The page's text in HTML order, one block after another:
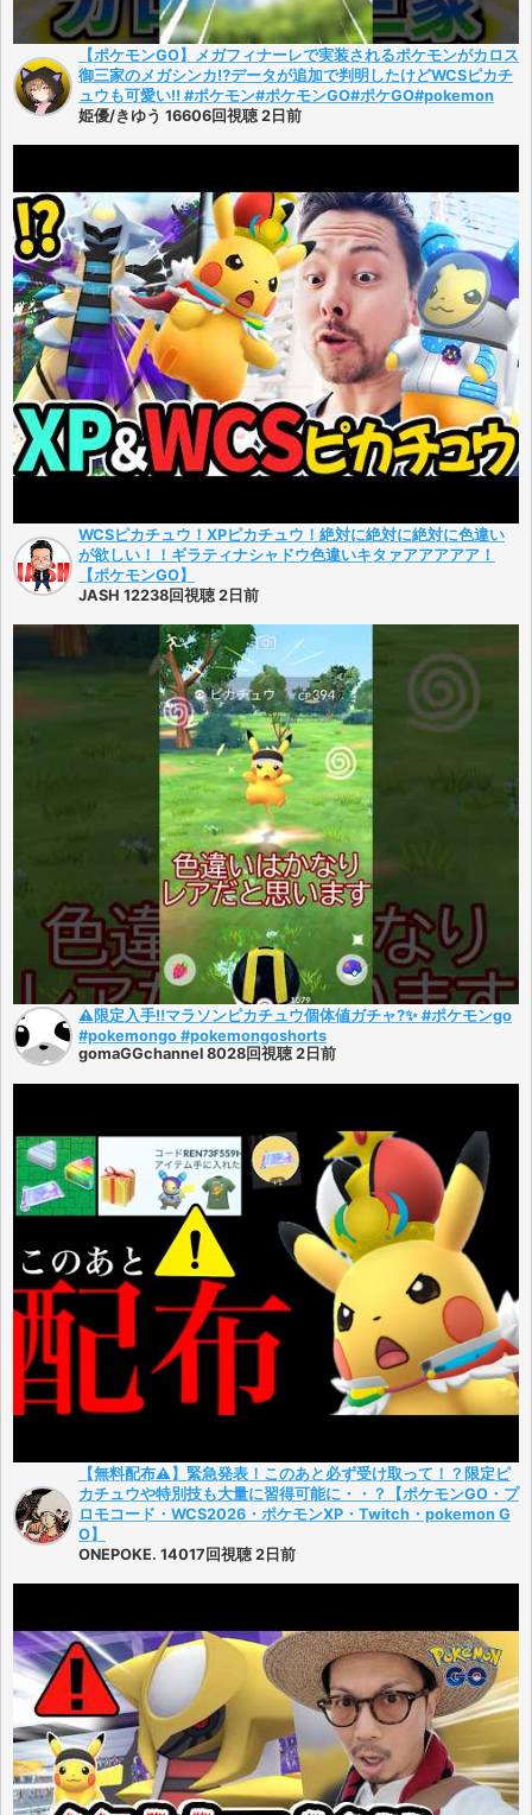
【ポケモンGO】メガフィナーレで実装されるポケモンがカロス
御三家のメガシンカ⁉︎データが追加で判明したけどWCSピカチ
ュウも可愛い‼︎ #ポケモン#ポケモンGO#ポケGO#pokemon
姫優/きゆう 16606回視聴 2日前
WCSピカチュウ！XPピカチュウ！絶対に絶対に絶対に色違い
が欲しい！！ギラティナシャドウ色違いキタァアアアアア！
【ポケモンGO】
JASH 12238回視聴 2日前
⚠️限定入手‼️マラソンピカチュウ個体値ガチャ?✨ #ポケモンgo
#pokemongo #pokemongoshorts
gomaGGchannel 8028回視聴 2日前
【無料配布⚠️】緊急発表！このあと必ず受け取って！？限定ピ
カチュウや特別技も大量に習得可能に・・？【ポケモンGO・プ
ロモコード・WCS2026・ポケモンXP・Twitch・pokemon G
O】
ONEPOKE. 14017回視聴 2日前